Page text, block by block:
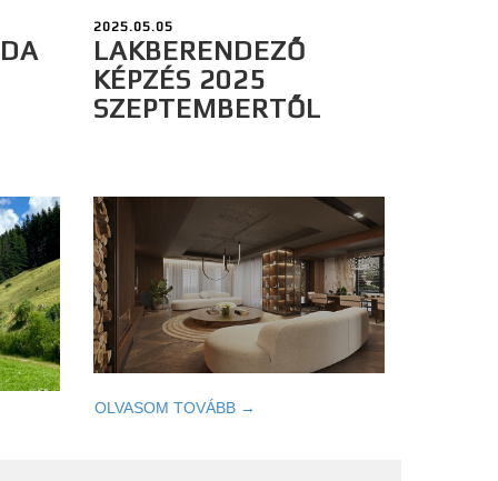
2025.05.05
LAKBERENDEZŐ
KÉPZÉS 2025
SZEPTEMBERTŐL
OLVASOM TOVÁBB →